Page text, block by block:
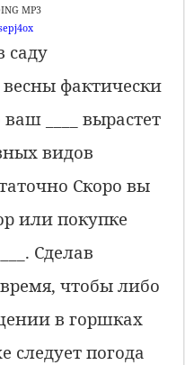
MP3
саду
весны фактически
____ вырастет
видов
Скоро вы
или покупке
Сделав
чтобы либо
в горшках
следует погода